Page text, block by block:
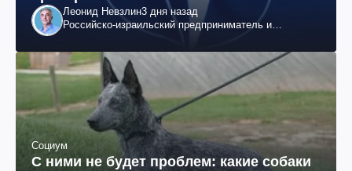
Леонид Невзлин3 дня назад
Российско-израильский предприниматель и
"ЮКОСа"
Социум
С ними не будет проблем: какие собаки